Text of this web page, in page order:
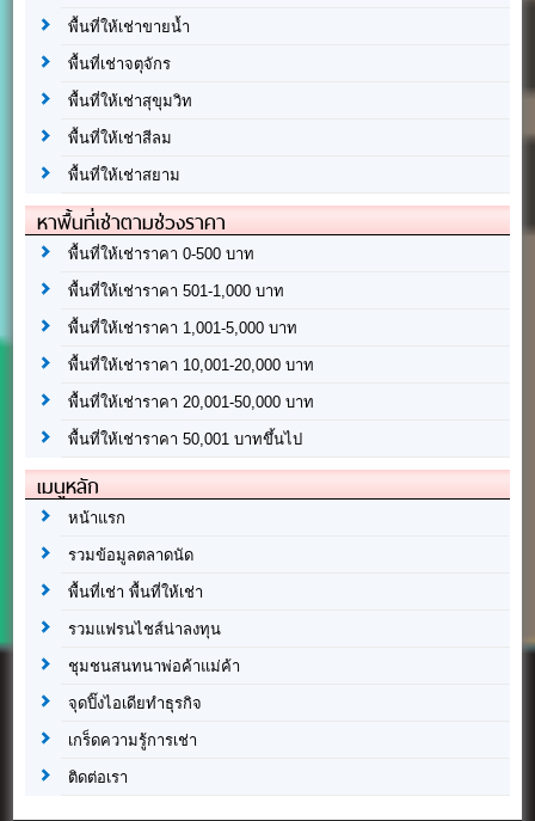
พื้นที่ให้เช่าขายน้ำ
พื้นที่เช่าจตุจักร
พื้นที่ให้เช่าสุขุมวิท
พื้นที่ให้เช่าสีลม
พื้นที่ให้เช่าสยาม
หาพื้นที่เช่าตามช่วงราคา
พื้นที่ให้เช่าราคา 0-500 บาท
พื้นที่ให้เช่าราคา 501-1,000 บาท
พื้นที่ให้เช่าราคา 1,001-5,000 บาท
พื้นที่ให้เช่าราคา 10,001-20,000 บาท
พื้นที่ให้เช่าราคา 20,001-50,000 บาท
พื้นที่ให้เช่าราคา 50,001 บาทขึ้นไป
เมนูหลัก
หน้าแรก
รวมข้อมูลตลาดนัด
พื้นที่เช่า พื้นที่ให้เช่า
รวมแฟรนไชส์น่าลงทุน
ชุมชนสนทนาพ่อค้าแม่ค้า
จุดปิ๊งไอเดียทำธุรกิจ
เกร็ดความรู้การเช่า
ติดต่อเรา